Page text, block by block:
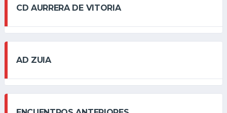
CD AURRERA DE VITORIA
AD ZUIA